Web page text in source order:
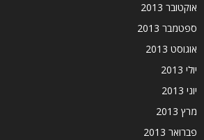
אוקטובר 2013
ספטמבר 2013
אוגוסט 2013
יולי 2013
יוני 2013
מרץ 2013
פברואר 2013